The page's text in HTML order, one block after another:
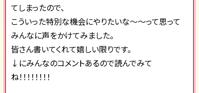
てしまったので、
こういった特別な機会にやりたいな～～って思って
みんなに声をかけてみました。
皆さん書いてくれて嬉しい限りです。
↓にみんなのコメントあるので読んでみて
ね！！！！！！！！